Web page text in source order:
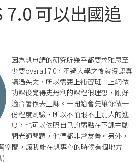
7.0 可以出國追
因為想申請的研究所幾乎都要求雅思至
少要overall 7.0，不過大學之後就沒認真
讀過英文，所以需要上補習班！上網做
功課後覺得史丹利的課程很理想，剛好
適合暑假去上課。一開始會先讓你做一
份程度測驗，所以不怕跟不上別人的進
度，也可以依照自己的弱點在下課主動
問老師問題，他們都非常友善。另外，
空間，讓我能在想專心的時候有個地方